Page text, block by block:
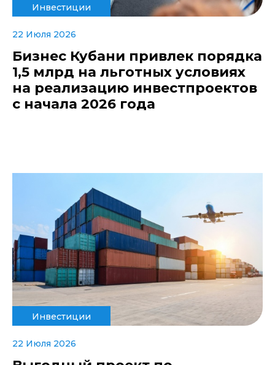
Инвестиции
22 Июля 2026
Бизнес Кубани привлек порядка
1,5 млрд на льготных условиях
на реализацию инвестпроектов
с начала 2026 года
Инвестиции
22 Июля 2026